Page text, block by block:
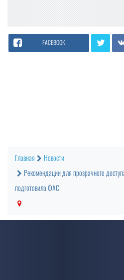
FACEBOOK
Главная
Новости
Рекомендации для прозрачного
подготовила ФАС